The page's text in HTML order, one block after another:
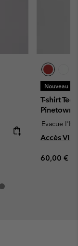
Nouveau
T-shirt
Pinetown
Evacue
Accès VIP
Regular
60,00 €